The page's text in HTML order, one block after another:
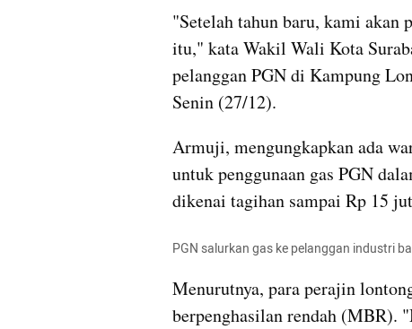
"Setelah tahun baru, kami
itu," kata Wakil Wali Kota
pelanggan PGN di Kampung
Senin (27/12).
Armuji, mengungkapkan ada
untuk penggunaan gas PGN
dikenai tagihan sampai Rp 15
PGN salurkan gas ke pelanggan industri
Menurutnya, para perajin
berpenghasilan rendah (MBR).